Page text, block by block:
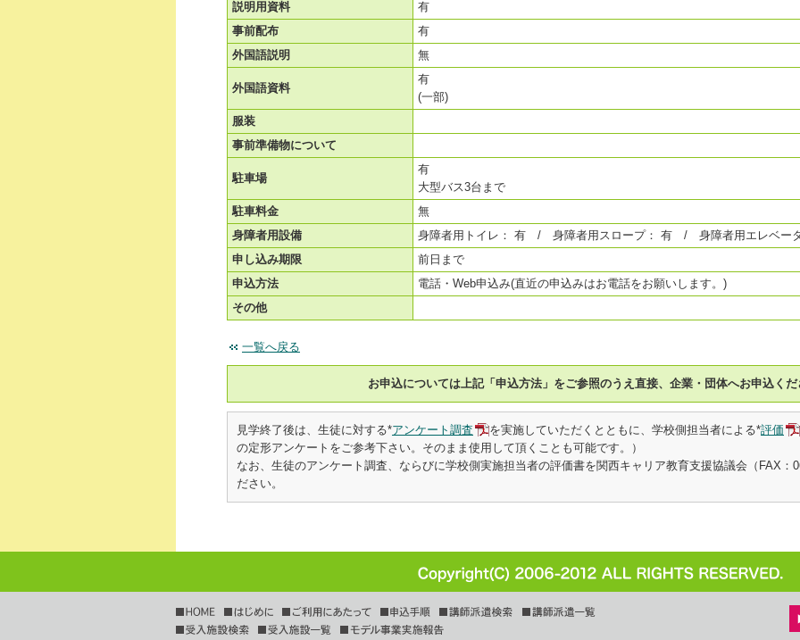
説明用資料
有
事前配布
有
外国語説明
無
外国語資料
有
(一部)
服装
事前準備物について
駐車場
有
大型バス3台まで
駐車料金
無
身障者用設備
身障者用トイレ： 有 / 身障者用スロープ： 有 / 身障者用エレベー
申し込み期限
前日まで
申込方法
電話・Web申込み(直近の申込みはお電話をお願いします。)
その他
一覧へ戻る
お申込については上記「申込方法」をご参照のうえ直接、企業・団体へお申込く
見学終了後は、生徒に対する*アンケート調査 を実施していただくとともに、学校側担当者による*評価
の定形アンケートをご参考下さい。そのまま使用して頂くことも可能です。）
なお、生徒のアンケート調査、ならびに学校側実施担当者の評価書を関西キャリア教育支援協議会（FAX：
ださい。